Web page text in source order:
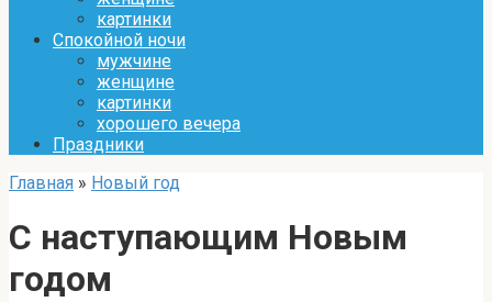
картинки
Спокойной ночи
мужчине
женщине
картинки
хорошего вечера
Праздники
Главная » Новый год
С наступающим Новым
годом